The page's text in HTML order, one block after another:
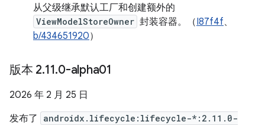
从父级继承默认工厂和创建额外的
ViewModelStoreOwner 封装容器。（I87f4f、
b/434651920）
版本 2.11.0-alpha01
2026 年 2 月 25 日
发布了
androidx.lifecycle:lifecycle-*:2.11.0-